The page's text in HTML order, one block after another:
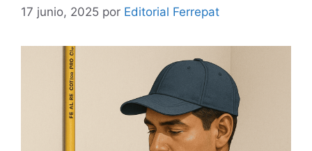
17 junio, 2025 por Editorial Ferrepat